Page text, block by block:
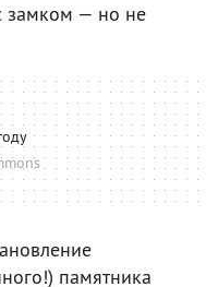
замком — но не
памятника